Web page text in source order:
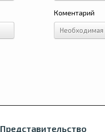
Коментарий
Представительство